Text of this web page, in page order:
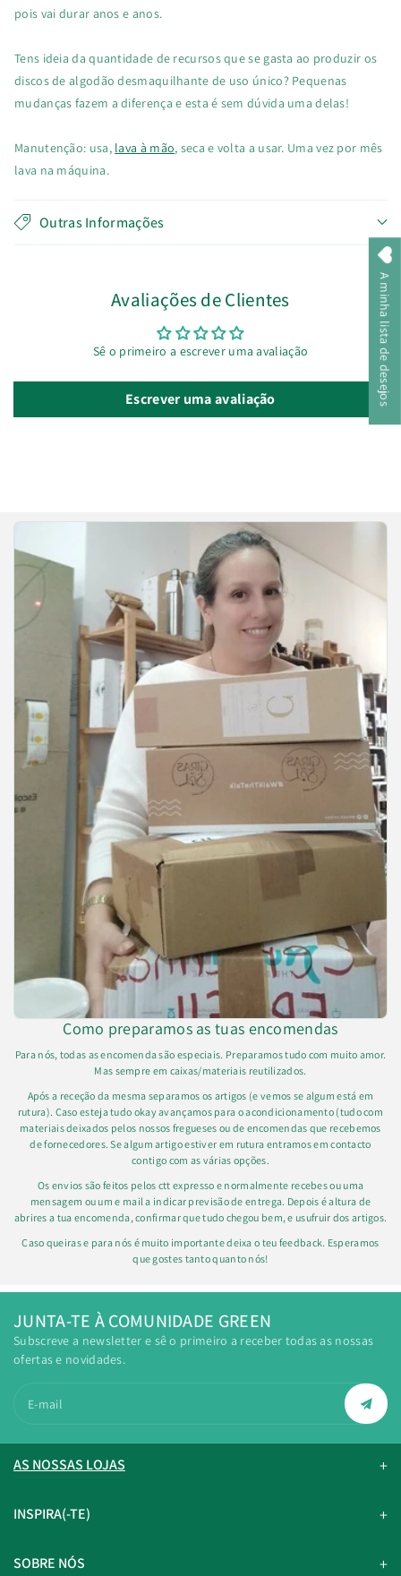
pois vai durar anos e anos.
Tens ideia da quantidade de recursos que se gasta ao produzir os
discos de algodão desmaquilhante de uso único? Pequenas
mudanças fazem a diferença e esta é sem dúvida uma delas!
Manutenção: usa, lava à mão, seca e volta a usar. Uma vez por mês
lava na máquina.
Outras Informações
Avaliações de Clientes
Sê o primeiro a escrever uma avaliação
Escrever uma avaliação
Como preparamos as tuas encomendas
Para nós, todas as encomenda são especiais. Preparamos tudo com muito amor.
Mas sempre em caixas/materiais reutilizados.
Após a receção da mesma separamos os artigos (e vemos se algum está em
rutura). Caso esteja tudo okay avançamos para o acondicionamento (tudo com
materiais deixados pelos nossos fregueses ou de encomendas que recebemos
de fornecedores. Se algum artigo estiver em rutura entramos em contacto
contigo com as várias opções.
Os envios são feitos pelos ctt expresso e normalmente recebes ou uma
mensagem ou um e mail a indicar previsão de entrega. Depois é altura de
abrires a tua encomenda, confirmar que tudo chegou bem, e usufruir dos artigos.
Caso queiras e para nós é muito importante deixa o teu feedback. Esperamos
que gostes tanto quanto nós!
JUNTA-TE À COMUNIDADE GREEN
Subscreve a newsletter e sê o primeiro a receber todas as nossas
ofertas e novidades.
E-mail
AS NOSSAS LOJAS
INSPIRA(-TE)
SOBRE NÓS
A minha lista de desejos